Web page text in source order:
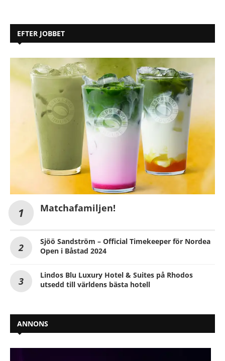
EFTER JOBBET
Matchafamiljen!
Sjöö Sandström – Official Timekeeper för Nordea
Open i Båstad 2024
Lindos Blu Luxury Hotel & Suites på Rhodos
utsedd till världens bästa hotell
ANNONS